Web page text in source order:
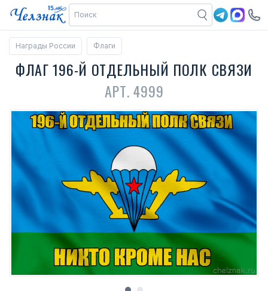
Награды России Флаги
ФЛАГ 196-Й ОТДЕЛЬНЫЙ ПОЛК СВЯЗИ
АРТ. 4999